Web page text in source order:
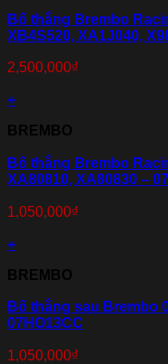
Bố thắng Brembo
XB4S520, XA1J040,
2,500,000₫
+
BREMBO
Bố thắng Brembo
XA80810, XA80830 –
1,050,000₫
+
BREMBO
Bố thắng sau Brembo
07HO13CC
1,050,000₫